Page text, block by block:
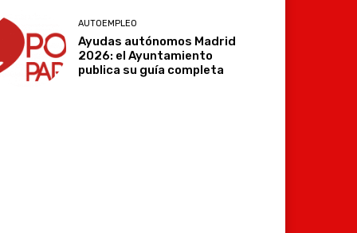
AUTOEMPLEO
Ayudas autónomos Madrid
2026: el Ayuntamiento
publica su guía completa